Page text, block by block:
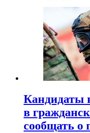
в
сообщать о